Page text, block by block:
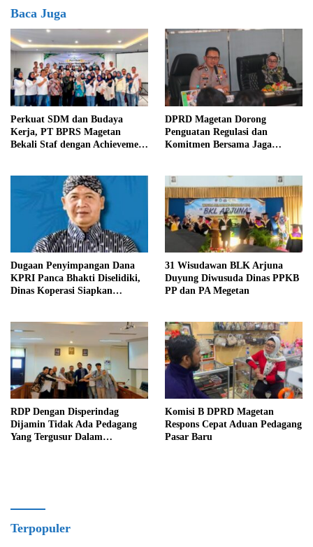
Baca Juga
Perkuat SDM dan Budaya
Kerja, PT BPRS Magetan
Bekali Staf dengan Achievement
DPRD Magetan Dorong
Penguatan Regulasi dan
Komitmen Bersama Jaga
Dugaan Penyimpangan Dana
KPRI Panca Bhakti Diselidiki,
Dinas Koperasi Siapkan
31 Wisudawan BLK Arjuna
Duyung Diwusuda Dinas PPKB
PP dan PA Megetan
RDP Dengan Disperindag
Dijamin Tidak Ada Pedagang
Yang Tergusur Dalam
Komisi B DPRD Magetan
Respons Cepat Aduan Pedagang
Pasar Baru
Terpopuler